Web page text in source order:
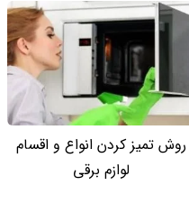
روش تمیز کردن انواع و اقسام
لوازم برقی